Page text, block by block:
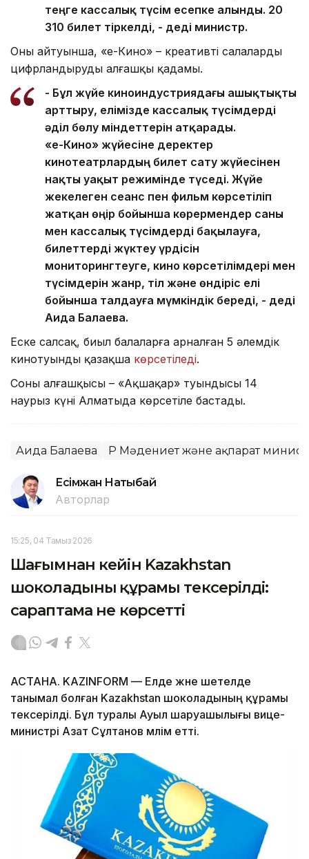
теңге кассалық түсім есепке алынды. 20
310 билет тіркелді, - деді министр.
Оның айтуынша, «е-Кино» – креативті салаларды
цифрландырудың алғашқы қадамы.
- Бұл жүйе киноиндустриядағы ашықтықты
арттыру, елімізде кассалық түсімдерді
әділ бөлу міндеттерін атқарады.
«е-Кино» жүйесіне деректер
кинотеатрлардың билет сату жүйесінен
нақты уақыт режимінде түседі. Жүйе
жекелеген сеанс пен фильм көрсетіліп
жатқан өңір бойынша көрермендер саны
мен кассалық түсімдерді бақылауға,
билеттерді жүктеу үрдісін
мониторингтеуге, кино көрсетілімдері мен
түсімдерін жанр, тіл және өндіріс елі
бойынша талдауға мүмкіндік береді, - деді
Аида Балаева.
Еске салсақ, биыл балаларға арналған 5 әлемдік
кинотуынды қазақша көрсетіледі.
Соның алғашқысы – «Ақшақар» туындысы 14
наурыз күні Алматыда көрсетіле бастады.
Аида Балаева ҚР Мәдениет және ақпарат
Есімжан Нақтыбай
Авторлар
15:25, 04 Тамыз 2026
Шағымнан кейін Kazakhstan
шоколадының құрамы тексерілді:
сараптама не көрсетті
АСТАНА. KAZINFORM — Елде және шетелде
танымал болған Kazakhstan шоколадының құрамы
тексерілді. Бұл туралы Ауыл шаруашылығы вице-
министрі Азат Сұлтанов мәлім етті.